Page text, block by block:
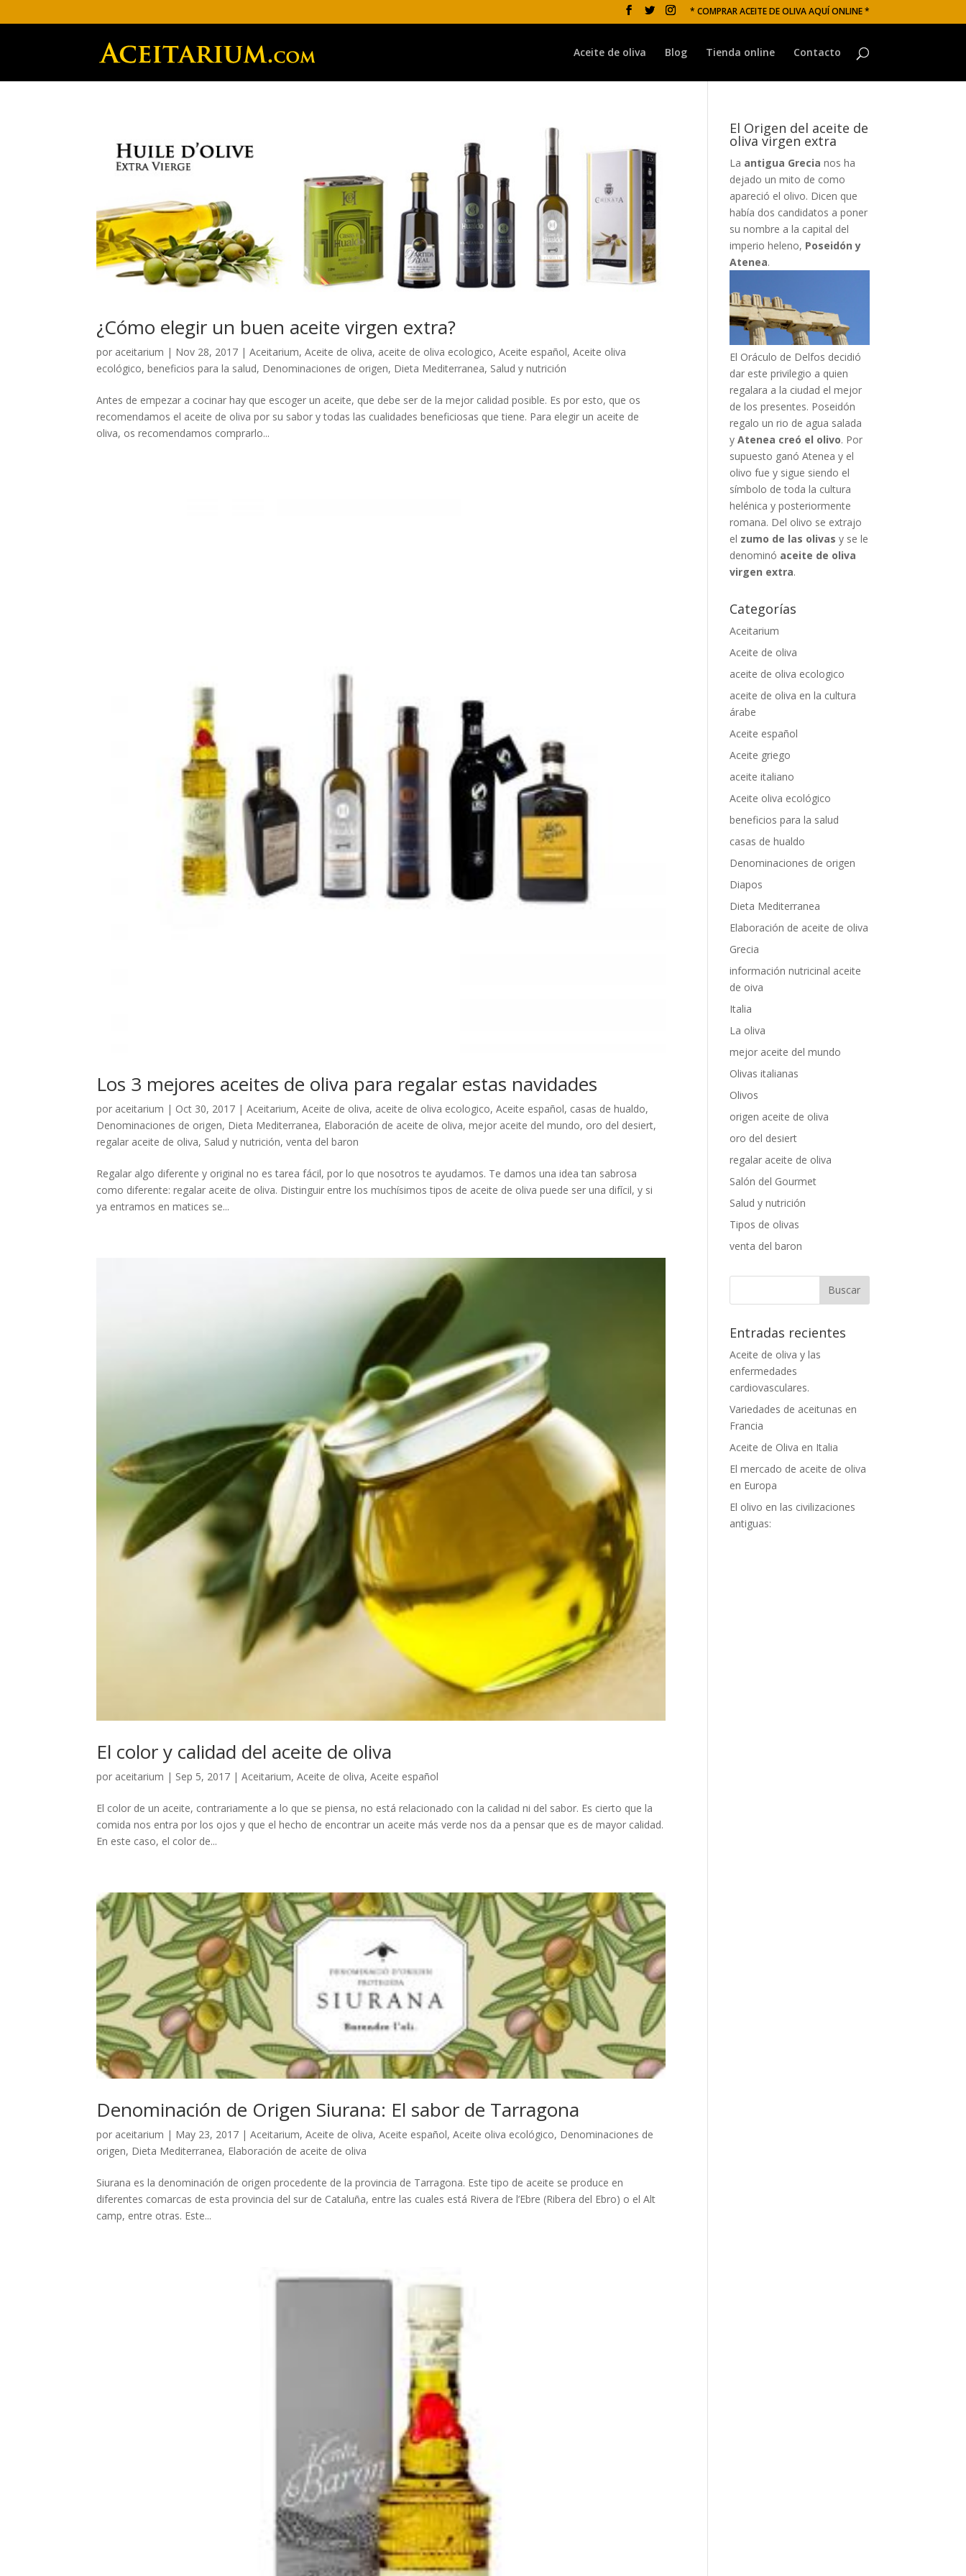
* COMPRAR ACEITE DE OLIVA AQUÍ ONLINE *
Aceite de oliva Blog Tienda online Contacto
¿Cómo elegir un buen aceite virgen extra?
por aceitarium | Nov 28, 2017 |Aceitarium,Aceite de oliva, aceite de oliva ecologico,Aceite español,Aceite oliva
ecológico,beneficios para la salud, Denominaciones de origen, Dieta Mediterranea, Salud y nutrición
Antes de empezar a cocinar hay que escoger un aceite, que debe ser de la mejor calidad posible. Es por esto, que os
recomendamos el aceite de oliva por su sabor y todas las cualidades beneficiosas que tiene. Para elegir un aceite de
oliva, os recomendamos comprarlo...
Los 3 mejores aceites de oliva para regalar estas navidades
por aceitarium | Oct 30, 2017 |Aceitarium,Aceite de oliva, aceite de oliva ecologico,Aceite español, casas de hualdo,
Denominaciones de origen, Dieta Mediterranea, Elaboración de aceite de oliva,mejor aceite del mundo, oro del desiert,
regalar aceite de oliva, Salud y nutrición,venta del baron
Regalar algo diferente y original no es tarea fácil, por lo que nosotros te ayudamos. Te damos una idea tan sabrosa
como diferente: regalar aceite de oliva. Distinguir entre los muchísimos tipos de aceite de oliva puede ser una difícil, y si
ya entramos en matices se...
El color y calidad del aceite de oliva
por aceitarium | Sep 5, 2017 |Aceitarium,Aceite de oliva,Aceite español
El color de un aceite, contrariamente a lo que se piensa, no está relacionado con la calidad ni del sabor. Es cierto que la
comida nos entra por los ojos y que el hecho de encontrar un aceite más verde nos da a pensar que es de mayor calidad.
En este caso, el color de...
Denominación de Origen Siurana: El sabor de Tarragona
por aceitarium | May 23, 2017 |Aceitarium,Aceite de oliva,Aceite español,Aceite oliva ecológico, Denominaciones de
origen, Dieta Mediterranea, Elaboración de aceite de oliva
Siurana es la denominación de origen procedente de la provincia de Tarragona. Este tipo de aceite se produce en
diferentes comarcas de esta provincia del sur de Cataluña, entre las cuales está Rivera de l’Ebre (Ribera del Ebro) o el Alt
camp, entre otras. Este...
El Origen del aceite de
oliva virgen extra
La antigua Grecia nos ha
dejado un mito de como
apareció el olivo. Dicen que
había dos candidatos a poner
su nombre a la capital del
imperio heleno, Poseidón y
Atenea.
El Oráculo de Delfos decidió
dar este privilegio a quien
regalara a la ciudad el mejor
de los presentes. Poseidón
regalo un rio de agua salada
yAtenea creó el olivo. Por
supuesto ganó Atenea y el
olivo fue y sigue siendo el
símbolo de toda la cultura
helénica y posteriormente
romana. Del olivo se extrajo
el zumo de las olivas y se le
denominó aceite de oliva
virgen extra.
Categorías
Aceitarium
Aceite de oliva
aceite de oliva ecologico
aceite de oliva en la cultura
árabe
Aceite español
Aceite griego
aceite italiano
Aceite oliva ecológico
beneficios para la salud
casas de hualdo
Denominaciones de origen
Diapos
Dieta Mediterranea
Elaboración de aceite de oliva
Grecia
información nutricinal aceite
de oiva
Italia
La oliva
mejor aceite del mundo
Olivas italianas
Olivos
origen aceite de oliva
oro del desiert
regalar aceite de oliva
Salón del Gourmet
Salud y nutrición
Tipos de olivas
venta del baron
Entradas recientes
Aceite de oliva y las
enfermedades
cardiovasculares.
Variedades de aceitunas en
Francia
Aceite de Oliva en Italia
El mercado de aceite de oliva
en Europa
El olivo en las civilizaciones
antiguas: